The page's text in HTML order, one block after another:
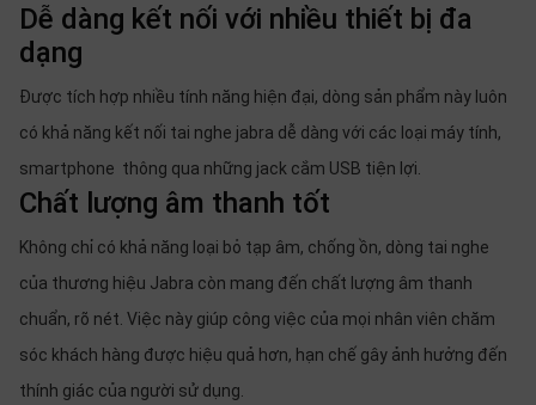
Dễ dàng kết nối với nhiều thiết bị đa
dạng
Được tích hợp nhiều tính năng hiện đại, dòng sản phẩm này luôn
có khả năng kết nối tai nghe jabra dễ dàng với các loại máy tính,
smartphone thông qua những jack cắm USB tiện lợi.
Chất lượng âm thanh tốt
Không chỉ có khả năng loại bỏ tạp âm, chống ồn, dòng tai nghe
của thương hiệu Jabra còn mang đến chất lượng âm thanh
chuẩn, rõ nét. Việc này giúp công việc của mọi nhân viên chăm
sóc khách hàng được hiệu quả hơn, hạn chế gây ảnh hưởng đến
thính giác của người sử dụng.